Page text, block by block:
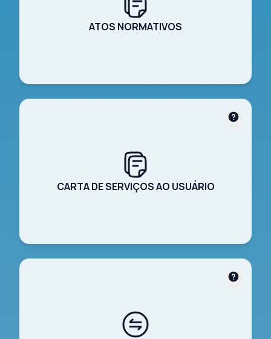
ATOS NORMATIVOS
CARTA DE SERVIÇOS AO USUÁRIO